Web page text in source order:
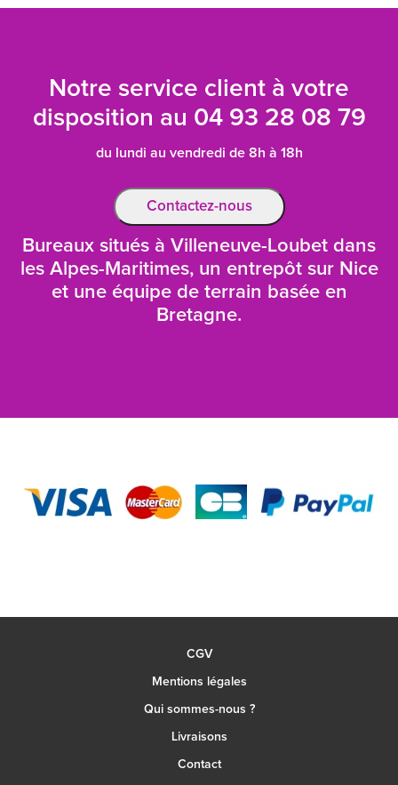
Notre service client à votre
disposition au 04 93 28 08 79
du lundi au vendredi de 8h à 18h
Contactez-nous
Bureaux situés à Villeneuve-Loubet dans
les Alpes-Maritimes, un entrepôt sur Nice
et une équipe de terrain basée en
Bretagne.
CGV
Mentions légales
Qui sommes-nous ?
Livraisons
Contact